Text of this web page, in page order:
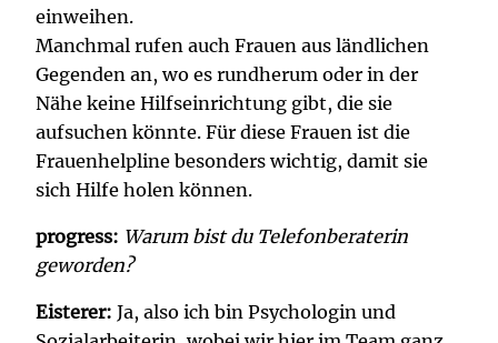
einweihen.
Manchmal rufen auch Frauen aus ländlichen
Gegenden an, wo es rundherum oder in der
Nähe keine Hilfseinrichtung gibt, die sie
aufsuchen könnte. Für diese Frauen ist die
Frauenhelpline besonders wichtig, damit sie
sich Hilfe holen können.
progress: Warum bist du Telefonberaterin
geworden?
Eisterer: Ja, also ich bin Psychologin und